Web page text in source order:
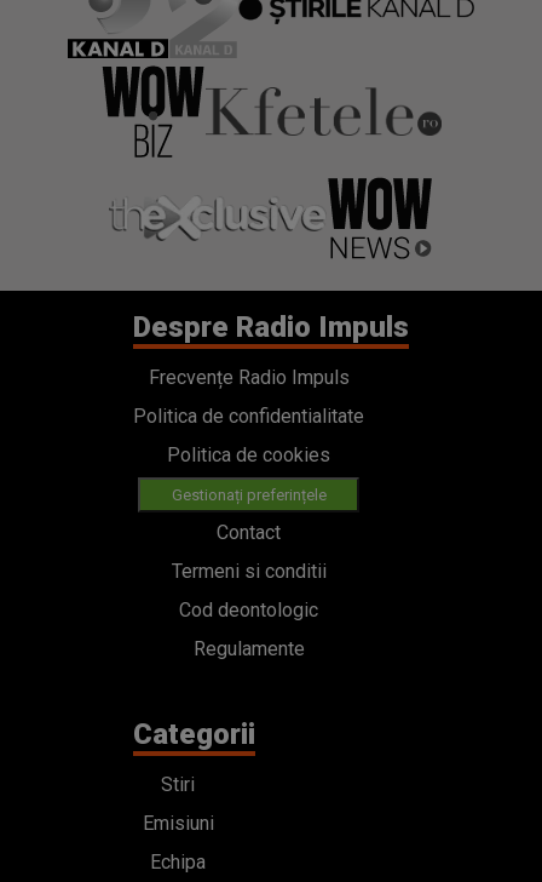
Despre Radio Impuls
Frecvențe Radio Impuls
Politica de confidentialitate
Politica de cookies
Gestionați preferințele
Contact
Termeni si conditii
Cod deontologic
Regulamente
Categorii
Stiri
Emisiuni
Echipa